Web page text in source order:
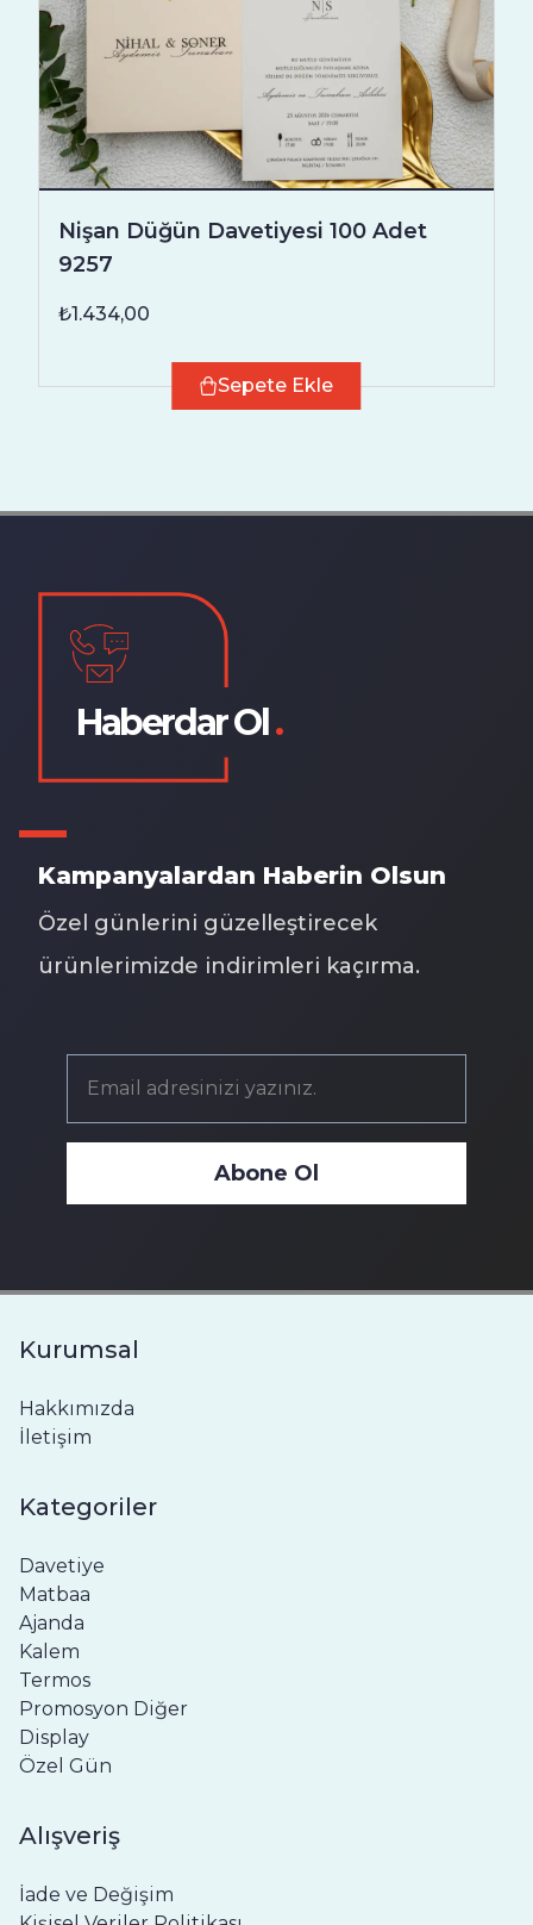
Nişan Düğün Davetiyesi 100 Adet
9257
₺1.434,00
Sepete Ekle
Haberdar Ol.
Kampanyalardan Haberin Olsun
Özel günlerini güzelleştirecek
ürünlerimizde indirimleri kaçırma.
Abone Ol
Kurumsal
Hakkımızda
İletişim
Kategoriler
Davetiye
Matbaa
Ajanda
Kalem
Termos
Promosyon Diğer
Display
Özel Gün
Alışveriş
İade ve Değişim